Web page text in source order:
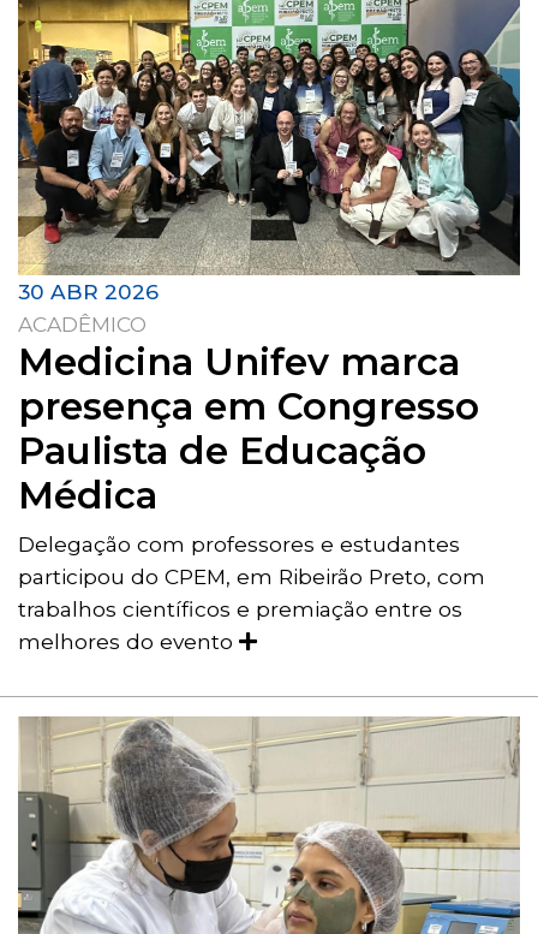
30 ABR 2026
ACADÊMICO
Medicina Unifev marca
presença em Congresso
Paulista de Educação
Médica
Delegação com professores e estudantes
participou do CPEM, em Ribeirão Preto, com
trabalhos científicos e premiação entre os
melhores do evento